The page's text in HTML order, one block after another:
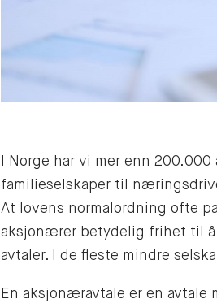
I Norge har vi mer enn
familieselskaper til
At lovens normalordning ofte
aksjonærer betydelig frihet til
avtaler. I de fleste mindre
En aksjonæravtale er en